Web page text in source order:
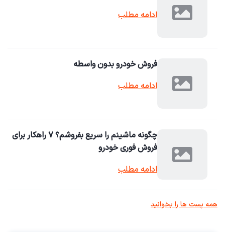
ادامه مطلب
فروش خودرو بدون واسطه
ادامه مطلب
چگونه ماشینم را سریع بفروشم؟ ۷ راهکار برای
فروش فوری خودرو
ادامه مطلب
همه پست ها را بخوانید